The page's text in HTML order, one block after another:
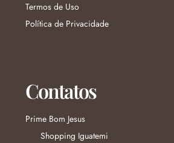
Termos de Uso
Política de Privacidade
Contatos
Prime Bom Jesus
Shopping Iguatemi